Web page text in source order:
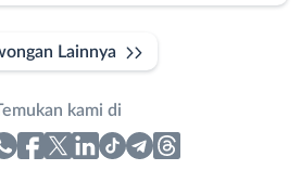
Lainnya
kami di